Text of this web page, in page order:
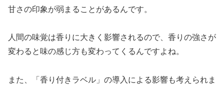
甘さの印象が弱まることがあるんです。
人間の味覚は香りに大きく影響されるので、香りの強さが
変わると味の感じ方も変わってくるんですよね。
また、「香り付きラベル」の導入による影響も考えられま